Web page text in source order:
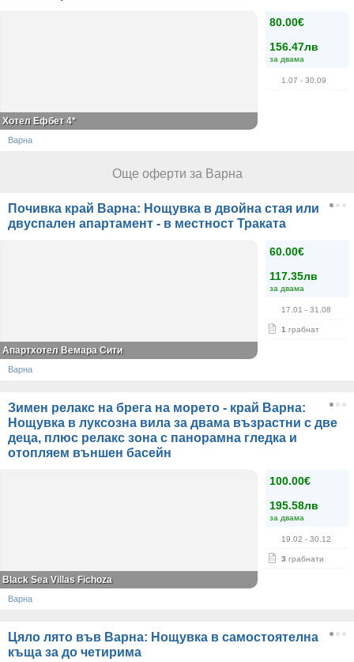
80.00€
156.47лв
за двама
1.07 - 30.09
Хотел Ефбет 4*
Варна
Още оферти за Варна
Почивка край Варна: Нощувка в двойна стая или
двуспален апартамент - в местност Траката
60.00€
117.35лв
за двама
17.01 - 31.08
1 грабнат
Aпартхотел Вемара Сити
Варна
Зимен релакс на брега на морето - край Варна:
Нощувка в луксозна вила за двама възрастни с две
деца, плюс релакс зона с панорамна гледка и
отопляем външен басейн
100.00€
195.58лв
за двама
19.02 - 30.12
3 грабнати
Black Sea Villas Fichoza
Варна
Цяло лято във Варна: Нощувка в самостоятелна
къща за до четирима